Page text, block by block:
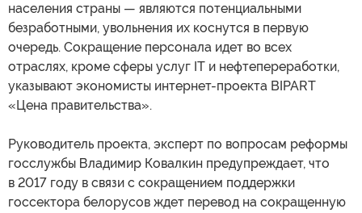
населения страны — являются потенциальными
безработными, увольнения их коснутся в первую
очередь. Сокращение персонала идет во всех
отраслях, кроме сферы услуг IT и нефтепереработки,
указывают экономисты интернет-проекта BIPART
«Цена правительства».
Руководитель проекта, эксперт по вопросам реформы
госслужбы Владимир Ковалкин предупреждает, что
в 2017 году в связи с сокращением поддержки
госсектора белорусов ждет перевод на сокращенную